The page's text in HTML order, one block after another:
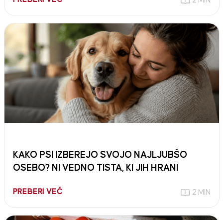
KAKO PSI IZBEREJO SVOJO NAJLJUBŠO
OSEBO? NI VEDNO TISTA, KI JIH HRANI
PREBERI VEČ 2 MIN